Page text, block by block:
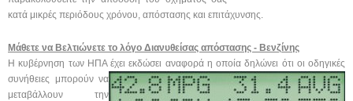
κατά μικρές περιόδους χρόνου, απόστασης και επιτάχυνσης.
Μάθετε να Βελτιώνετε το λόγο Διανυθείσας απόστασης - Βενζίνης
Η κυβέρνηση των ΗΠΑ έχει εκδώσει αναφορά η οποία δηλώνει ότι οι οδηγικές
συνήθειες μπορούν να
μεταβάλλουν την